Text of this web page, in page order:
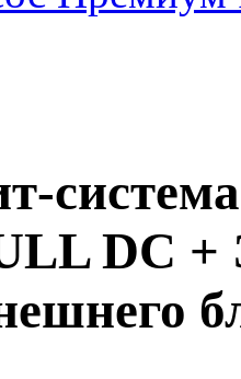
DC +